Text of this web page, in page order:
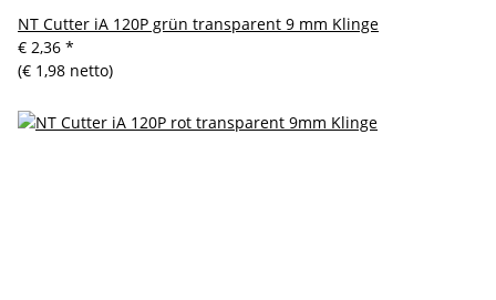
NT Cutter iA 120P grün transparent 9 mm Klinge
€ 2,36 *
(€ 1,98 netto)